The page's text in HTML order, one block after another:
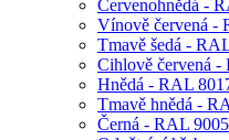
Červenohnědá -
Vínově červená -
Tmavě šedá -
Cihlově červená -
Hnědá - RAL
Tmavě hnědá -
Černá - RAL 9005